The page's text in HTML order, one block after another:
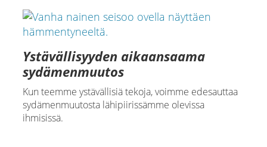
Ystävällisyyden aikaansaama
sydämenmuutos
Kun teemme ystävällisiä tekoja, voimme edesauttaa
sydämenmuutosta lähipiirissämme olevissa
ihmisissä.